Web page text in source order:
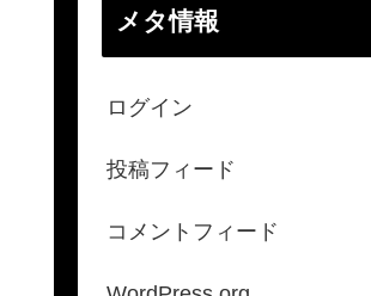
メタ情報
ログイン
投稿フィード
コメントフィード